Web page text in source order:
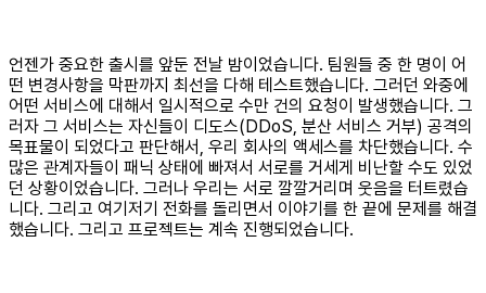
언젠가 중요한 출시를 앞둔 전날 밤이었습니다. 팀원들 중 한 명이 어
떤 변경사항을 막판까지 최선을 다해 테스트했습니다. 그러던 와중에
어떤 서비스에 대해서 일시적으로 수만 건의 요청이 발생했습니다. 그
러자 그 서비스는 자신들이 디도스(DDoS, 분산 서비스 거부) 공격의
목표물이 되었다고 판단해서, 우리 회사의 액세스를 차단했습니다. 수
많은 관계자들이 패닉 상태에 빠져서 서로를 거세게 비난할 수도 있었
던 상황이었습니다. 그러나 우리는 서로 깔깔거리며 웃음을 터트렸습
니다. 그리고 여기저기 전화를 돌리면서 이야기를 한 끝에 문제를 해결
했습니다. 그리고 프로젝트는 계속 진행되었습니다.